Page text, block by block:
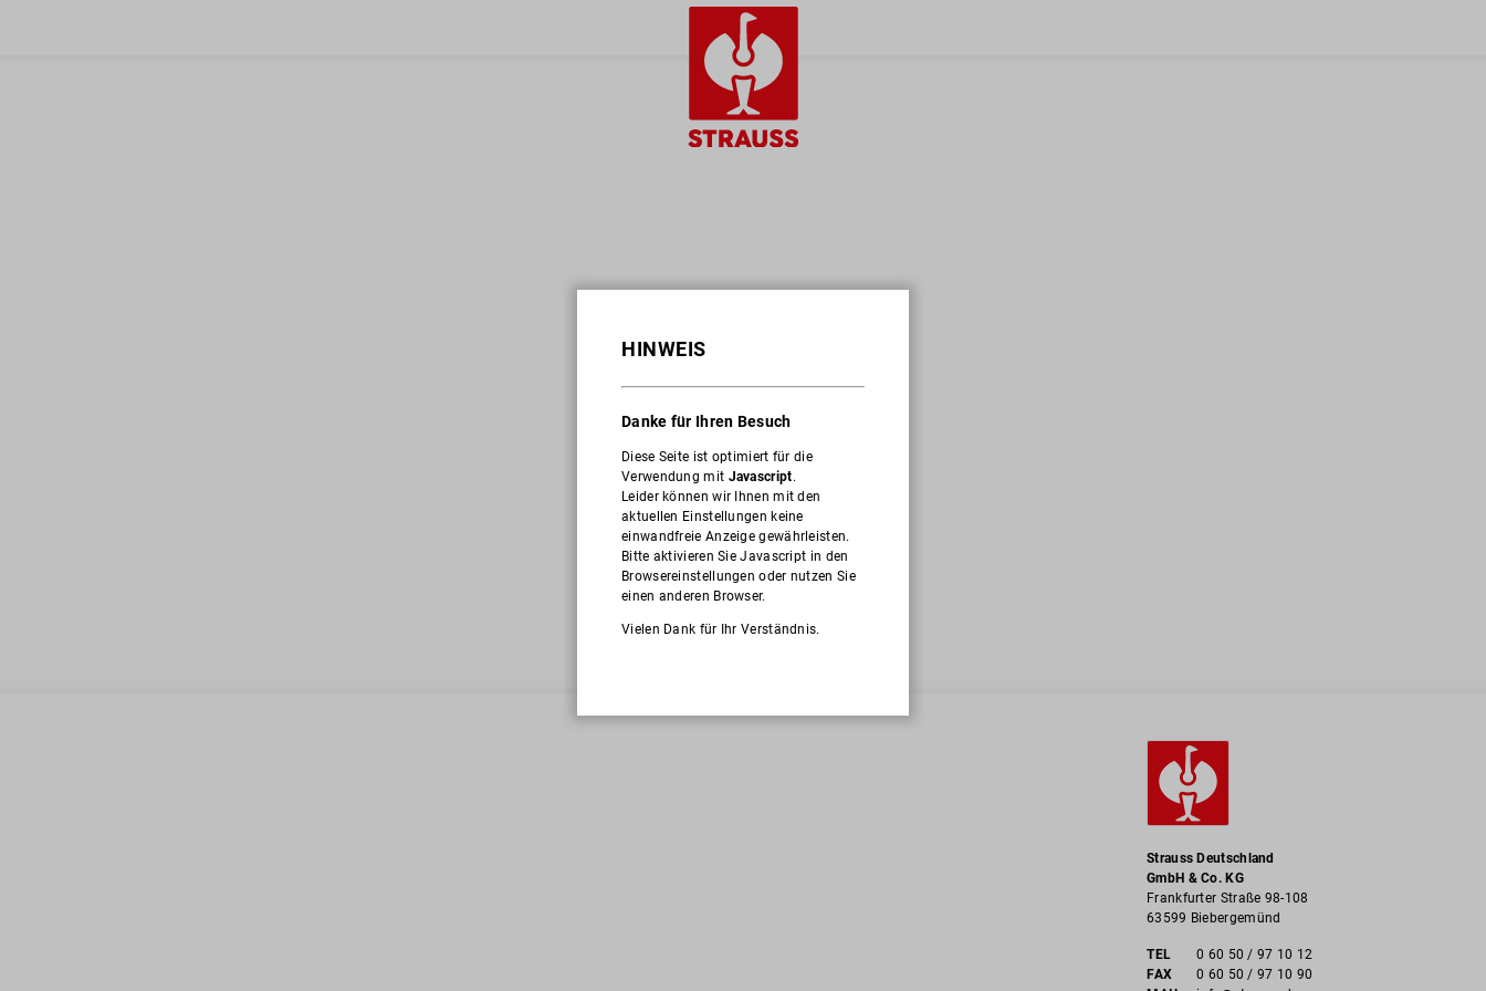
Strauss Deutschland
GmbH & Co. KG
Frankfurter Straße 98-108
63599 Biebergemünd
TEL
0 60 50 / 97 10 12
FAX
0 60 50 / 97 10 90
HINWEIS
Danke für Ihren Besuch
Diese Seite ist optimiert für die
Verwendung mit Javascript.
Leider können wir Ihnen mit den
aktuellen Einstellungen keine
einwandfreie Anzeige gewährleisten.
Bitte aktivieren Sie Javascript in den
Browsereinstellungen oder nutzen Sie
einen anderen Browser.
Vielen Dank für Ihr Verständnis.